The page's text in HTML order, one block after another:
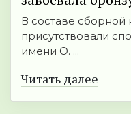
В составе
присутствовали
имени О. ...
Читать далее